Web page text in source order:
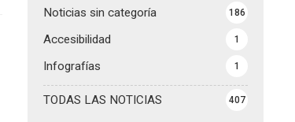
TODAS LAS NOTICIAS 407
Noticias sin categoría 186
Accesibilidad 1
Infografías 1